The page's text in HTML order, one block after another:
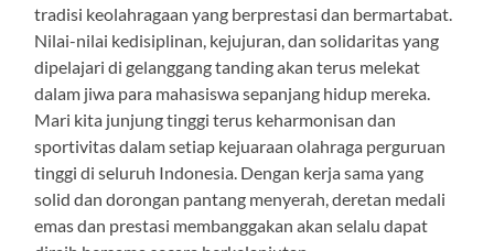
tradisi keolahragaan yang berprestasi dan bermartabat.
Nilai-nilai kedisiplinan, kejujuran, dan solidaritas yang
dipelajari di gelanggang tanding akan terus melekat
dalam jiwa para mahasiswa sepanjang hidup mereka.
Mari kita junjung tinggi terus keharmonisan dan
sportivitas dalam setiap kejuaraan olahraga perguruan
tinggi di seluruh Indonesia. Dengan kerja sama yang
solid dan dorongan pantang menyerah, deretan medali
emas dan prestasi membanggakan akan selalu dapat